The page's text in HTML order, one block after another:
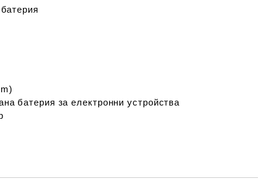
батерия за електронни устройства